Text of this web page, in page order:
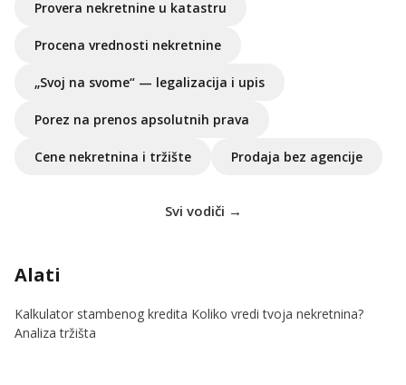
Provera nekretnine u katastru
Procena vrednosti nekretnine
„Svoj na svome“ — legalizacija i upis
Porez na prenos apsolutnih prava
Cene nekretnina i tržište Prodaja bez agencije
Svi vodiči →
Alati
Kalkulator stambenog kredita Koliko vredi tvoja nekretnina?
Analiza tržišta